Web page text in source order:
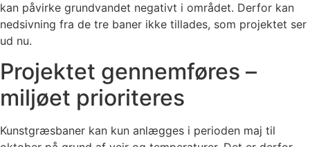
kan påvirke grundvandet negativt i området. Derfor kan
nedsivning fra de tre baner ikke tillades, som projektet ser
ud nu.
Projektet gennemføres –
miljøet prioriteres
Kunstgræsbaner kan kun anlægges i perioden maj til